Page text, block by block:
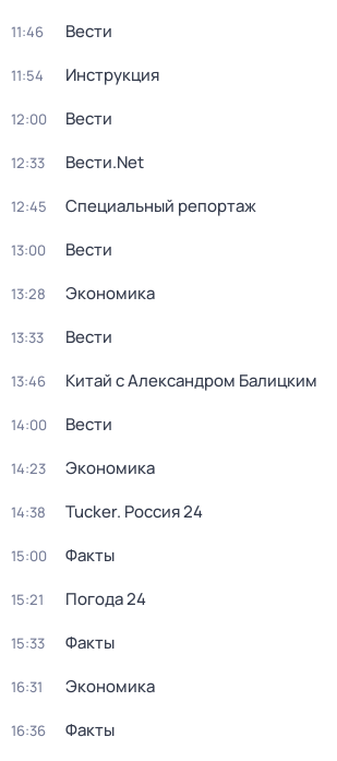
11:46 Вести
11:54 Инструкция
12:00 Вести
12:33 Вести.Net
12:45 Специальный репортаж
13:00 Вести
13:28 Экономика
13:33 Вести
13:46 Китай с Александром Балицким
14:00 Вести
14:23 Экономика
14:38 Tucker. Россия 24
15:00 Факты
15:21 Погода 24
15:33 Факты
16:31 Экономика
16:36 Факты